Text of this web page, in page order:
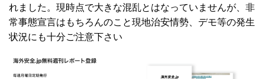
れました。現時点で大きな混乱とはなっていませんが、非
常事態宣言はもちろんのこと現地治安情勢、デモ等の発生
状況にも十分ご注意下さい